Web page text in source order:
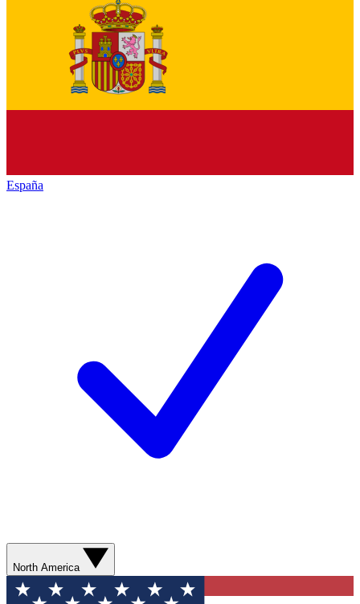
España
North America